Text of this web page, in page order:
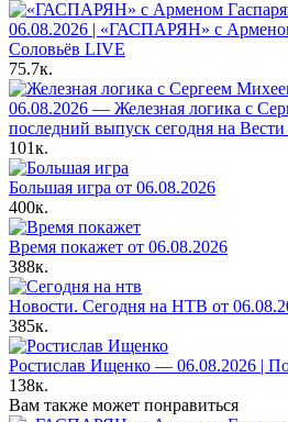
06.08.2026 | «ГАСПАРЯН» с
Соловьёв LIVE
75.7к.
06.08.2026 — Железная логика с
последний выпуск сегодня на
101к.
Большая игра от 06.08.2026
400к.
Время покажет от 06.08.2026
388к.
Новости. Сегодня на НТВ от
385к.
Ростислав Ищенко — 06.08.2026 |
138к.
Вам также может понравиться